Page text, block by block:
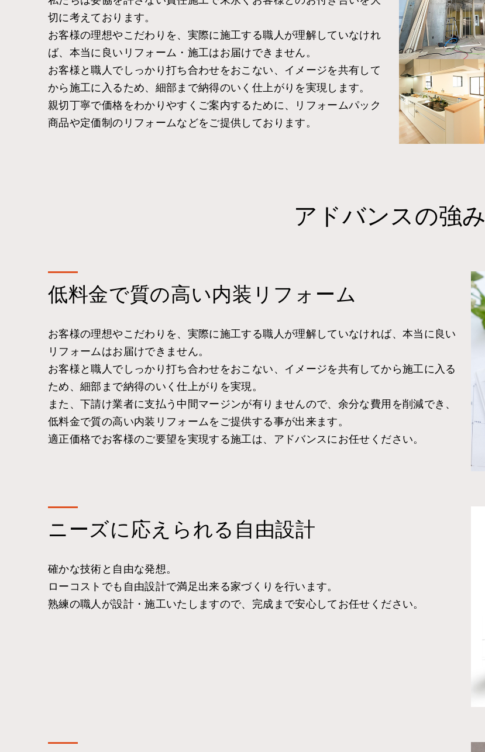
切に考えております。
お客様の理想やこだわりを、実際に施工する職人が理解していなけれ
ば、本当に良いリフォーム・施工はお届けできません。
お客様と職人でしっかり打ち合わせをおこない、イメージを共有して
から施工に入るため、細部まで納得のいく仕上がりを実現します。
親切丁寧で価格をわかりやすくご案内するために、リフォームパック
商品や定価制のリフォームなどをご提供しております。
アドバンスの強み
低料金で質の高い内装リフォーム
お客様の理想やこだわりを、実際に施工する職人が理解していなければ、本当に良い
リフォームはお届けできません。
お客様と職人でしっかり打ち合わせをおこない、イメージを共有してから施工に入る
ため、細部まで納得のいく仕上がりを実現。
また、下請け業者に支払う中間マージンが有りませんので、余分な費用を削減でき、
低料金で質の高い内装リフォームをご提供する事が出来ます。
適正価格でお客様のご要望を実現する施工は、アドバンスにお任せください。
ニーズに応えられる自由設計
確かな技術と自由な発想。
ローコストでも自由設計で満足出来る家づくりを行います。
熟練の職人が設計・施工いたしますので、完成まで安心してお任せください。